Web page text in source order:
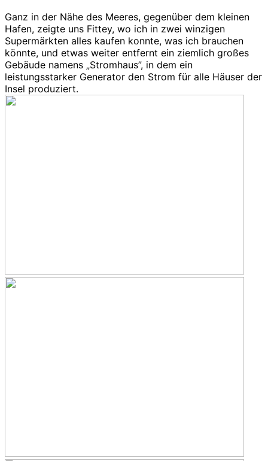
Ganz in der Nähe des Meeres, gegenüber dem kleinen
Hafen, zeigte uns Fittey, wo ich in zwei winzigen
Supermärkten alles kaufen konnte, was ich brauchen
könnte, und etwas weiter entfernt ein ziemlich großes
Gebäude namens „Stromhaus”, in dem ein
leistungsstarker Generator den Strom für alle Häuser der
Insel produziert.